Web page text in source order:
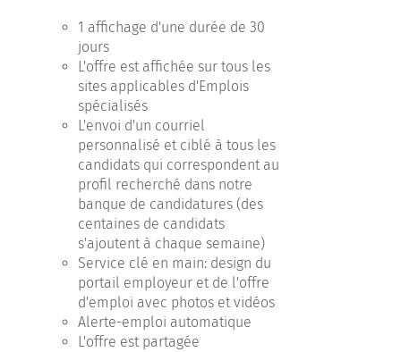
1 affichage d'une durée de 30
jours
L'offre est affichée sur tous les
sites applicables d'Emplois
spécialisés
L'envoi d'un courriel
personnalisé et ciblé à tous les
candidats qui correspondent au
profil recherché dans notre
banque de candidatures (des
centaines de candidats
s'ajoutent à chaque semaine)
Service clé en main: design du
portail employeur et de l'offre
d'emploi avec photos et vidéos
Alerte-emploi automatique
L'offre est partagée